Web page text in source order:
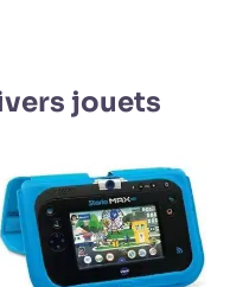
jouets